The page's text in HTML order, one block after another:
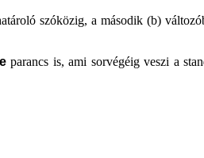
szóközig, a második (b)
parancs is, ami sorvégéig veszi a